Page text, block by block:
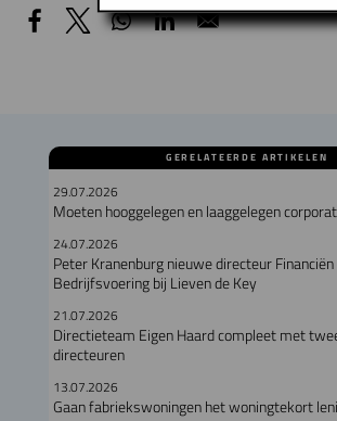
GERELATEERDE ARTIKELEN
29.07.2026
Moeten hooggelegen en laaggelegen
24.07.2026
Peter Kranenburg nieuwe directeur Financiën
Bedrijfsvoering bij Lieven de Key
21.07.2026
Directieteam Eigen Haard compleet met
directeuren
13.07.2026
Gaan fabriekswoningen het woningtekort